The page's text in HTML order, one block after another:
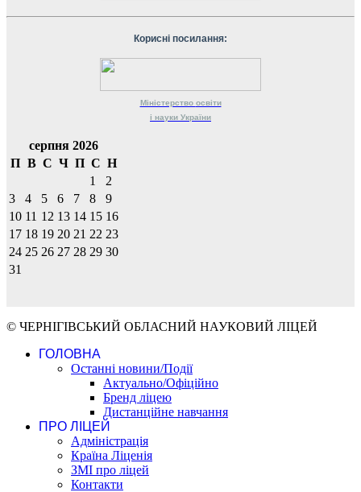
Корисні посилання:
Міністерство освіти
і науки України
серпня 2026
П В С Ч П С Н
1
2
3
4 5 6 7 8
9
10 11 12 13 14 15 16
17 18 19 20 21 22 23
24 25 26 27 28 29 30
31
© ЧЕРНІГІВСЬКИЙ ОБЛАСНИЙ НАУКОВИЙ ЛІЦЕЙ
ГОЛОВНА
Останні новини/Події
Актуально/Офіційно
Бренд ліцею
Дистанційне навчання
ПРО ЛІЦЕЙ
Адміністрація
Країна Ліценія
ЗМІ про ліцей
Контакти